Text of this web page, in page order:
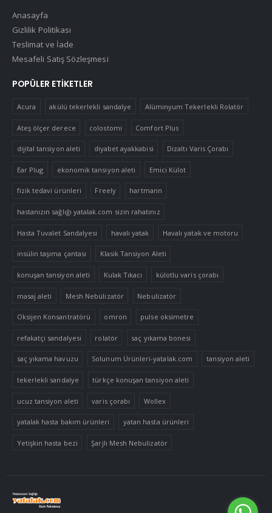
Anasayfa
Gizlilik Politikası
Teslimat ve İade
Mesafeli Satış Sözleşmesi
POPÜLER ETIKETLER
Acura akülü tekerlekli sandalye Alüminyum Tekerlekli Rolatör
Ateş ölçer derece colostomi Comfort Plus
dijital tansiyon aleti diyabet ayakkabisi Dizaltı Varis Çorabı
Ear Plug ekonomik tansiyon aleti Emici Külot
fizik tedavi ürünleri Freely hartmann
hastanızın sağlığı yatalak.com sizin rahatınız
Hasta Tuvalet Sandalyesi havalı yatak Havalı yatak ve motoru
insülin taşıma çantası Klasik Tansiyon Aleti
konuşan tansiyon aleti Kulak Tıkacı külotlu varis çorabı
masaj aleti Mesh Nebülizatör Nebulizatör
Oksijen Konsantratörü omron pulse oksimetre
refakatçi sandalyesi rolatör saç yıkama bonesi
saç yıkama havuzu Solunum Ürünleri-yatalak.com tansiyon aleti
tekerlekli sandalye türkçe konuşan tansiyon aleti
ucuz tansiyon aleti varis çorabı Wollex
yatalak hasta bakım ürünleri yatan hasta ürünleri
Yetişkin hasta bezi Şarjlı Mesh Nebulizatör